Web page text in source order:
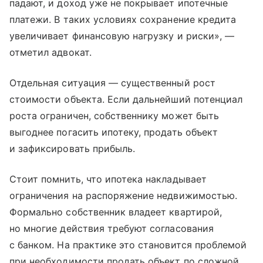
падают, и доход уже не покрывает ипотечные
платежи. В таких условиях сохранение кредита
увеличивает финансовую нагрузку и риски», —
отметил адвокат.
Отдельная ситуация — существенный рост
стоимости объекта. Если дальнейший потенциал
роста ограничен, собственнику может быть
выгоднее погасить ипотеку, продать объект
и зафиксировать прибыль.
Стоит помнить, что ипотека накладывает
ограничения на распоряжение недвижимостью.
Формально собственник владеет квартирой,
но многие действия требуют согласования
с банком. На практике это становится проблемой